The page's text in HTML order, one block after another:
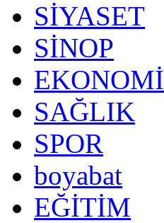
SİYASET
SİNOP
EKONOMİ
SAĞLIK
SPOR
boyabat
EĞİTİM